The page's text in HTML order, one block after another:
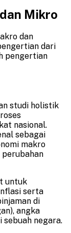
Mikro
dan
dari
pengertian
studi holistik
nasional.
sebagai
makro
untuk
serta
di
angka
sebuah negara.